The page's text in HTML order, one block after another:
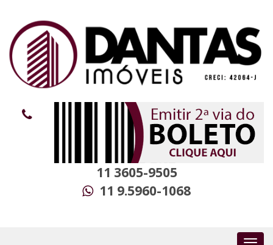
11 3605-9505
11 9.5960-1068